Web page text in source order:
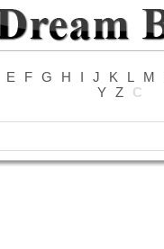
E F G H I J K L M
Y Z С